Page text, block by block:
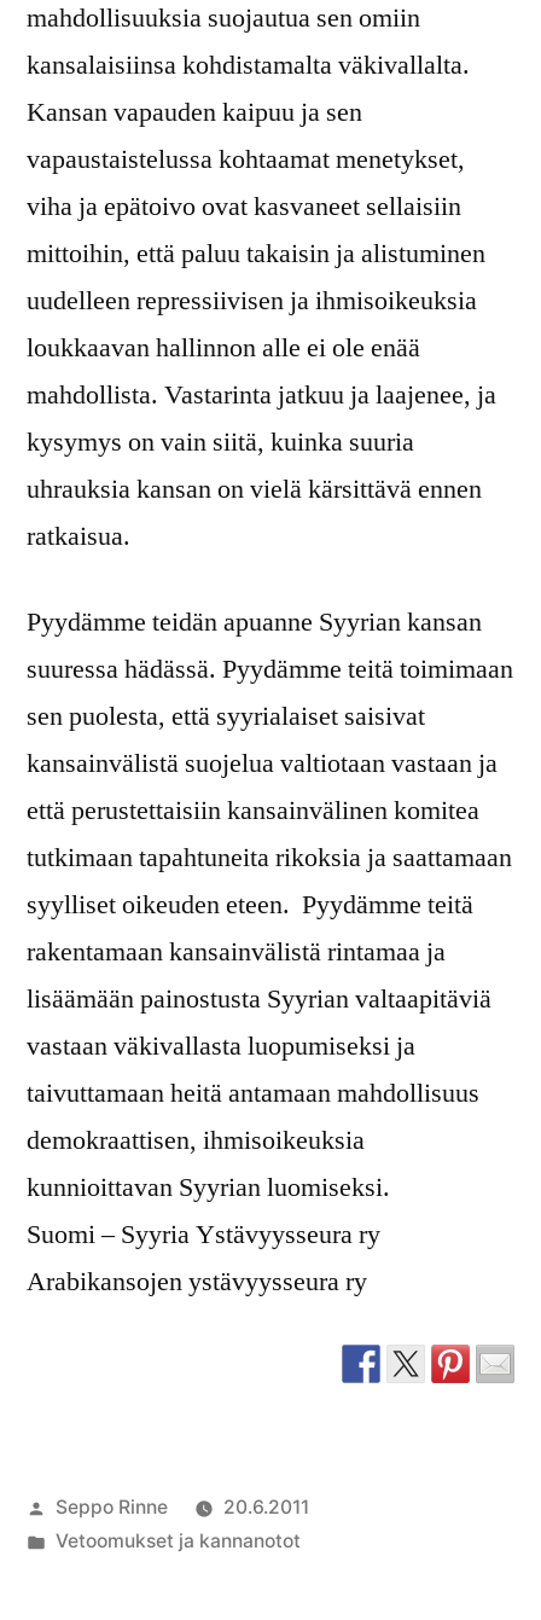
mahdollisuuksia suojautua sen omiin
kansalaisiinsa kohdistamalta väkivallalta.
Kansan vapauden kaipuu ja sen
vapaustaistelussa kohtaamat menetykset,
viha ja epätoivo ovat kasvaneet sellaisiin
mittoihin, että paluu takaisin ja alistuminen
uudelleen repressiivisen ja ihmisoikeuksia
loukkaavan hallinnon alle ei ole enää
mahdollista. Vastarinta jatkuu ja laajenee, ja
kysymys on vain siitä, kuinka suuria
uhrauksia kansan on vielä kärsittävä ennen
ratkaisua.
Pyydämme teidän apuanne Syyrian kansan
suuressa hädässä. Pyydämme teitä toimimaan
sen puolesta, että syyrialaiset saisivat
kansainvälistä suojelua valtiotaan vastaan ja
että perustettaisiin kansainvälinen komitea
tutkimaan tapahtuneita rikoksia ja saattamaan
syylliset oikeuden eteen. Pyydämme teitä
rakentamaan kansainvälistä rintamaa ja
lisäämään painostusta Syyrian valtaapitäviä
vastaan väkivallasta luopumiseksi ja
taivuttamaan heitä antamaan mahdollisuus
demokraattisen, ihmisoikeuksia
kunnioittavan Syyrian luomiseksi.
Suomi – Syyria Ystävyysseura ry
Arabikansojen ystävyysseura ry
Artikkelin
julkaisija
Seppo Rinne
20.6.2011
Julkaistu
Vetoomukset ja kannanotot